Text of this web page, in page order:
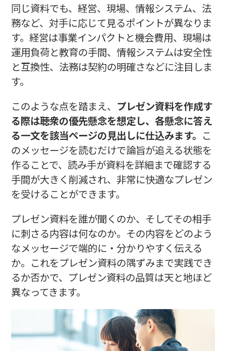
同じ資料でも、経営、現場、情報システム、法
務など、対手に応じて見るポイントが異なりま
す。経営は事業インパクトと機会費用、現場は
運用負荷と教育の手間、情報システムは安全性
と互換性、法務は契約の明確さなどに注目しま
す。
このような点を踏まえ、 プレゼン資料を作成す
る際は聴衆の優先懸念を想定し、各懸念に答え
る一文を該当ページの見出しに仕込みます。 こ
のメッセージを読むだけで論旨が追える状態を
作ることで、読み手が資料を詳細まで確認する
手間が大きく削減され、非常に快適なプレゼン
を受けることができます。
プレゼン資料を誰が聞くのか、そしてその相手
に刺さる内容は何なのか。その内容をどのよう
なメッセージで端的に・分かりやすく伝える
か。これをプレゼン資料の隅ずみまで実践でき
るか否かで、プレゼン資料の品質は天と地ほど
異なってきます。